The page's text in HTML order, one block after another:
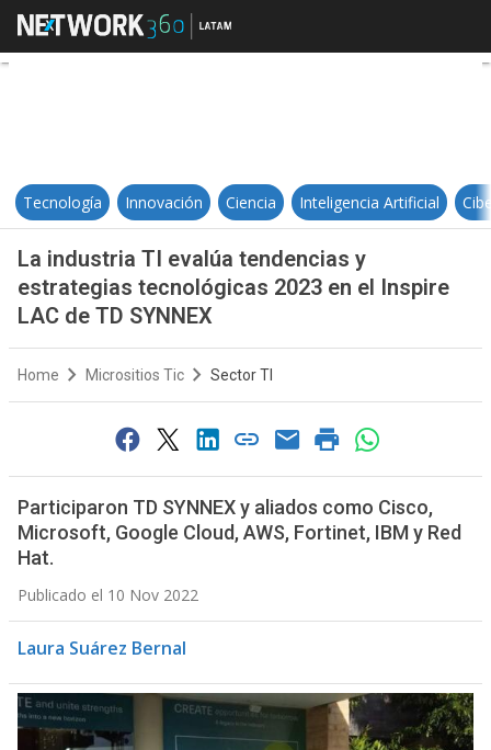
La industria TI evalúa
Tecnología Innovación Ciencia Inteligencia Artificial
La industria TI evalúa tendencias y
estrategias tecnológicas 2023 en el Inspire
LAC de TD SYNNEX
Home Micrositios Tic Sector TI
Participaron TD SYNNEX y aliados como Cisco,
Microsoft, Google Cloud, AWS, Fortinet, IBM y Red
Hat.
Publicado el 10 Nov 2022
Laura Suárez Bernal